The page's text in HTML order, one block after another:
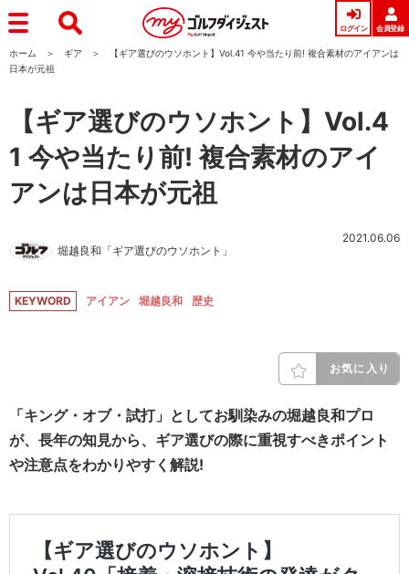
ログイン 会員登録
ホーム ギア
【ギア選びのウソホント】Vol.41 今や当たり前! 複合素材のアイアンは
日本が元祖
【ギア選びのウソホント】Vol.4
1 今や当たり前! 複合素材のアイ
アンは日本が元祖
堀越良和「ギア選びのウソホント」
2021.06.06
KEYWORD アイアン 堀越良和 歴史
お気に入り
「キング・オブ・試打」としてお馴染みの堀越良和プロ
が、長年の知見から、ギア選びの際に重視すべきポイント
や注意点をわかりやすく解説!